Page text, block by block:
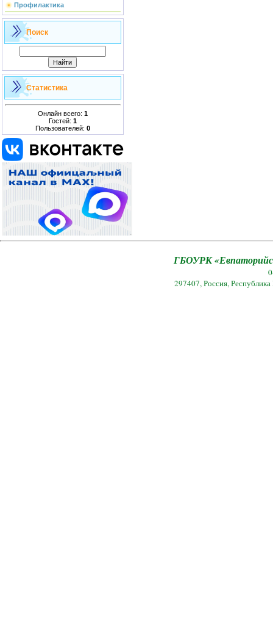
Профилактика
Поиск
Статистика
Онлайн всего: 1
Гостей: 1
Пользователей: 0
ГБОУРК
297407, Россия,